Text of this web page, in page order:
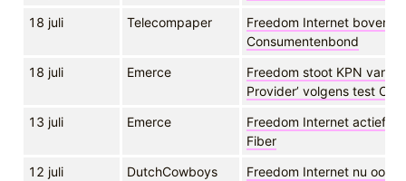
18 juli
Telecompaper
Freedom Internet
Consumentenbond
18 juli
Emerce
Freedom stoot KPN van
Provider’ volgens test
13 juli
Emerce
Freedom Internet actief
Fiber
12 juli
DutchCowboys
Freedom Internet nu ook